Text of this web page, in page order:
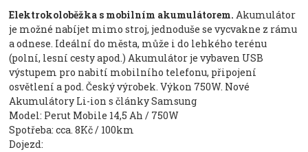
Elektrokoloběžka s mobilním akumulátorem. Akumulátor
je možné nabíjet mimo stroj, jednoduše se vycvakne z rámu
a odnese. Ideální do města, může i do lehkého terénu
(polní, lesní cesty apod.) Akumulátor je vybaven USB
výstupem pro nabití mobilního telefonu, připojení
osvětlení a pod. Český výrobek. Výkon 750W. Nové
Akumulátory Li-ion s články Samsung
Model: Perut Mobile 14,5 Ah / 750W
Spotřeba: cca. 8Kč / 100km
Dojezd: